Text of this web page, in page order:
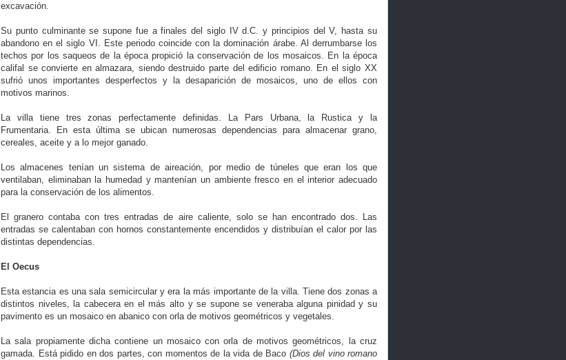
excavación.
Su punto culminante se supone fue a finales del siglo IV d.C. y principios del V, hasta su
abandono en el siglo VI. Este periodo coincide con la dominación árabe. Al derrumbarse los
techos por los saqueos de la época propició la conservación de los mosaicos. En la época
califal se convierte en almazara, siendo destruido parte del edificio romano. En el siglo XX
sufrió unos importantes desperfectos y la desaparición de mosaicos, uno de ellos con
motivos marinos.
La villa tiene tres zonas perfectamente definidas. La Pars Urbana, la Rustica y la
Frumentaria. En esta última se ubican numerosas dependencias para almacenar grano,
cereales, aceite y a lo mejor ganado.
Los almacenes tenían un sistema de aireación, por medio de túneles que eran los que
ventilaban, eliminaban la humedad y mantenían un ambiente fresco en el interior adecuado
para la conservación de los alimentos.
El granero contaba con tres entradas de aire caliente, solo se han encontrado dos. Las
entradas se calentaban con hornos constantemente encendidos y distribuían el calor por las
distintas dependencias.
El Oecus
Esta estancia es una sala semicircular y era la más importante de la villa. Tiene dos zonas a
distintos niveles, la cabecera en el más alto y se supone se veneraba alguna pinidad y su
pavimento es un mosaico en abanico con orla de motivos geométricos y vegetales.
La sala propiamente dicha contiene un mosaico con orla de motivos geométricos, la cruz
gamada. Está pidido en dos partes, con momentos de la vida de Baco (Dios del vino romano